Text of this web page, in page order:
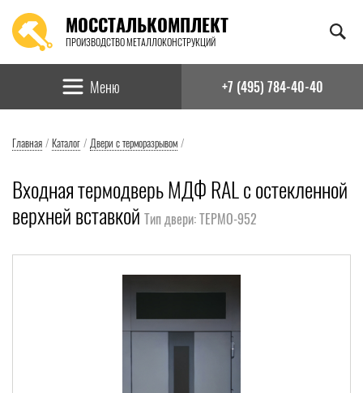
МОССТАЛЬКОМПЛЕКТ
ПРОИЗВОДСТВО МЕТАЛЛОКОНСТРУКЦИЙ
Найти:
Меню +7 (495) 784-40-40
Главная / Каталог / Двери с терморазрывом /
Входная термодверь МДФ RAL с остекленной
верхней вставкой Тип двери: ТЕРМО-952